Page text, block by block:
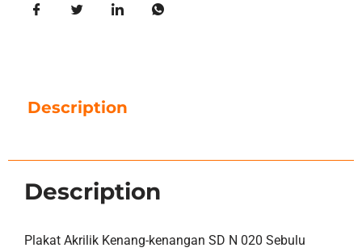
Description
Description
Plakat Akrilik Kenang-kenangan SD N 020 Sebulu